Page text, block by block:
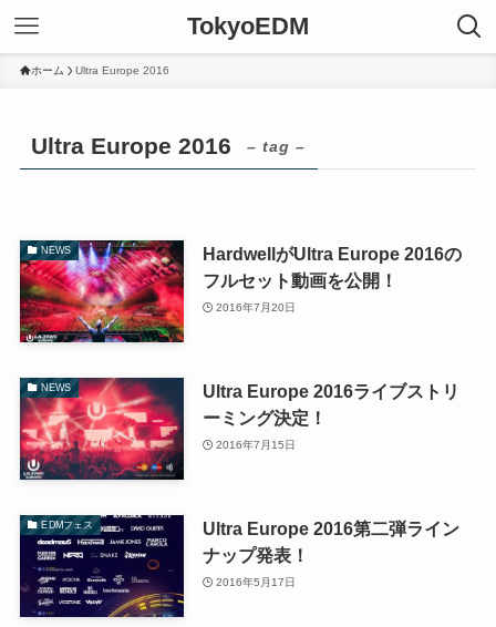
TokyoEDM
ホーム Ultra Europe 2016
Ultra Europe 2016 – tag –
NEWS
HardwellがUltra Europe 2016の
フルセット動画を公開！
2016年7月20日
NEWS
Ultra Europe 2016ライブストリ
ーミング決定！
2016年7月15日
EDMフェス
Ultra Europe 2016第二弾ライン
ナップ発表！
2016年5月17日